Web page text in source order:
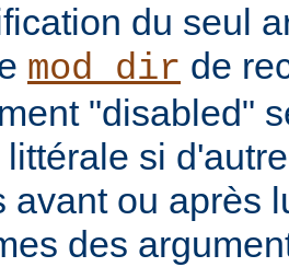
du seul
mod_dir de
"disabled"
si
avant ou après
des